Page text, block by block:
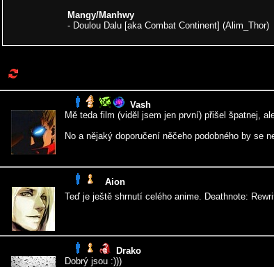
Mangy/Manhwy
- Doulou Dalu [aka Combat Continent] (Alim_Thor)
Vash
Mě teda film (viděl jsem jen první) přišel špatnej,
No a nějaký doporučení něčeho podobného by se
Aion
Teď je ještě shrnutí celého anime. Deathnote:
Drako
Dobrý jsou :)))